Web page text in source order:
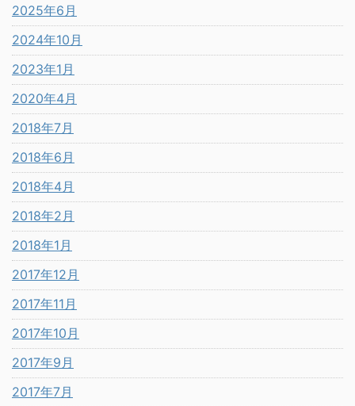
2025年6月
2024年10月
2023年1月
2020年4月
2018年7月
2018年6月
2018年4月
2018年2月
2018年1月
2017年12月
2017年11月
2017年10月
2017年9月
2017年7月